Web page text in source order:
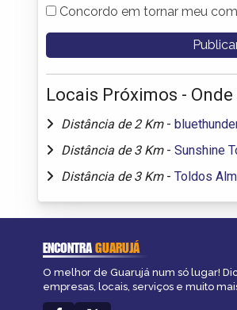
Concordo em tornar meu
Locais Próximos - Onde
Distância de 2 Km -
Distância de 3 Km - Sunshine
Distância de 3 Km - Toldos
ENCONTRAGUARUJÁ
O melhor de Guarujá num só lugar!
empresas, locais, serviços e muito